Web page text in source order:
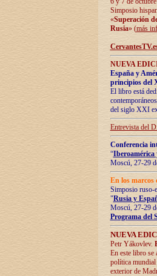
Simposio
«Superación
Rusia» (más
NUEVA
España y
principios del
El libro está
del siglo XXI
Entrevista del
Conferencia
“Iberoamérica
Moscú, 27-29
En los marcos
Simposio ruso-
"Rusia y
Moscú, 27-29
Programa del
NUEVA
Petr Yákovlev.
En este libro se
política mundial
exterior de